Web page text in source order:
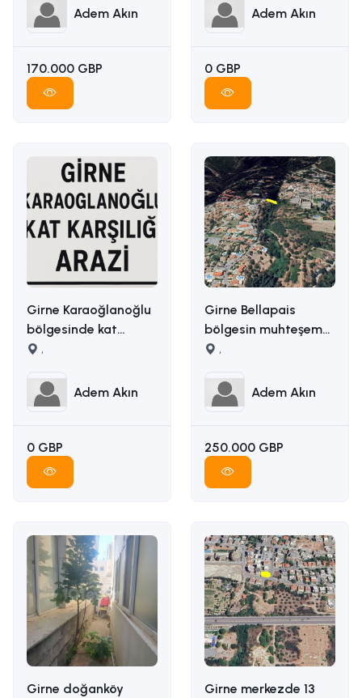
05338314949Adem Akın
170.000 GBP
05338314949Adem Akın
0 GBP
Girne Karaoğlanoğlu
bölgesinde kat
karşılığı arazi
05338314949
,
Adem Akın
0 GBP
Girne Bellapais
bölgesin muhteşem
manzaralı satılık arsa
05338314949
,
Adem Akın
250.000 GBP
Girne doğanköy
Girne merkezde 13